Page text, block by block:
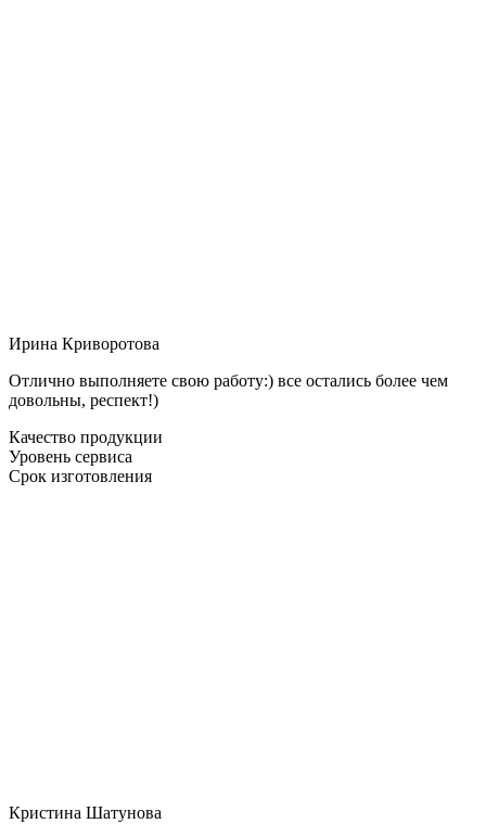
Ирина Криворотова
Отлично выполняете свою работу:) все остались более чем
довольны, респект!)
Качество продукции
Уровень сервиса
Срок изготовления
Кристина Шатунова